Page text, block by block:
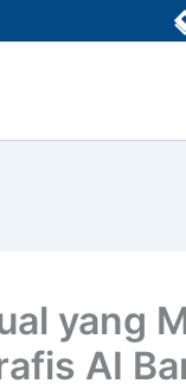
yang
AI